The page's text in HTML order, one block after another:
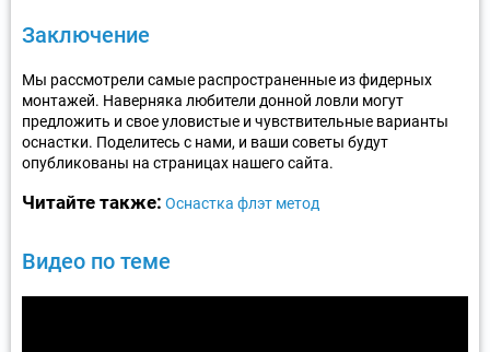
Заключение
Мы рассмотрели самые распространенные из фидерных
монтажей. Наверняка любители донной ловли могут
предложить и свое уловистые и чувствительные варианты
оснастки. Поделитесь с нами, и ваши советы будут
опубликованы на страницах нашего сайта.
Читайте также: Оснастка флэт метод
Видео по теме